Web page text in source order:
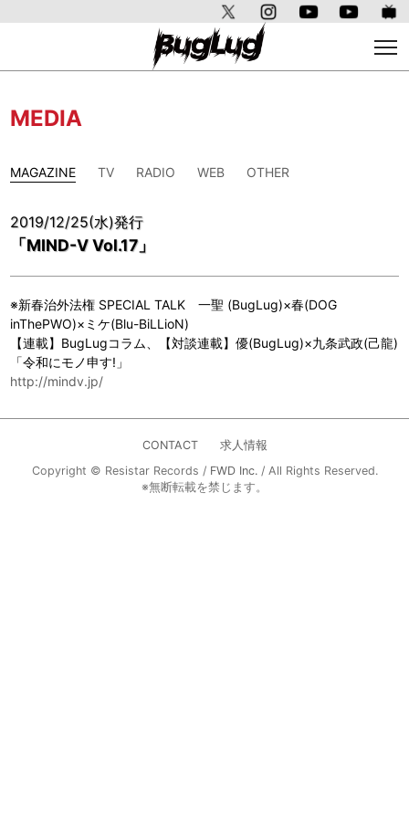
MEDIA
MAGAZINE TV RADIO WEB OTHER
2019/12/25(水)発行
「MIND-V Vol.17」
※新春治外法権 SPECIAL TALK 一聖 (BugLug)×春(DOG
inThePWO)×ミケ(Blu-BiLLioN)
【連載】BugLugコラム、【対談連載】優(BugLug)×九条武政(己龍)
「令和にモノ申す!」
http://mindv.jp/
CONTACT
求人情報
Copyright © Resistar Records / FWD Inc./ All Rights Reserved.
※無断転載を禁じます。